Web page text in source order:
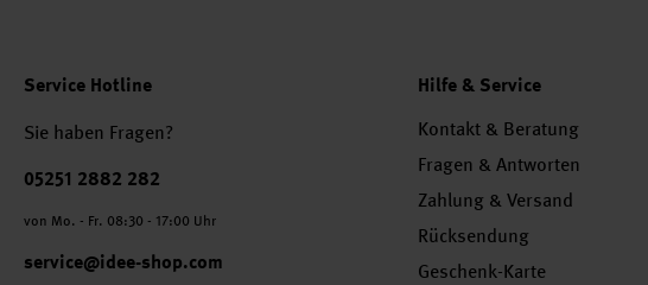
Service Hotline
Sie haben Fragen?
Telefonnummer
05251 2882 282
von Mo. - Fr. 08:30 - 17:00 Uhr
service@idee-shop.com
Hilfe & Service
Kontakt & Beratung
Fragen & Antworten
Zahlung & Versand
Rücksendung
Geschenk-Karte